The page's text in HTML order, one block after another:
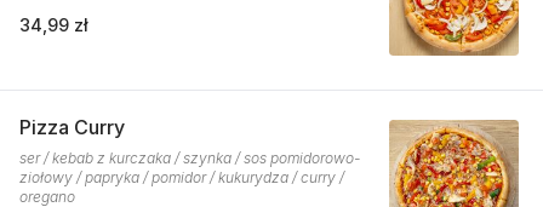
34,99 zł
Pizza Curry
ser / kebab z kurczaka / szynka / sos pomidorowo-
ziołowy / papryka / pomidor / kukurydza / curry /
oregano